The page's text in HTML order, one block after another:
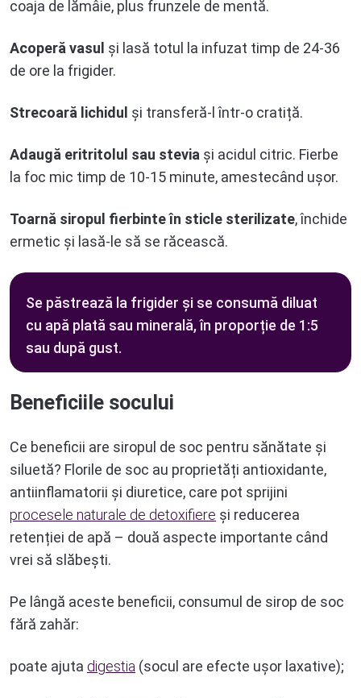
coaja de lămâie, plus frunzele de mentă.
Acoperă vasul și lasă totul la infuzat timp de 24-36
de ore la frigider.
Strecoară lichidul și transferă-l într-o cratiță.
Adaugă eritritolul sau stevia și acidul citric. Fierbe
la foc mic timp de 10-15 minute, amestecând ușor.
Toarnă siropul fierbinte în sticle sterilizate, închide
ermetic și lasă-le să se răcească.
Se păstrează la frigider și se consumă diluat
cu apă plată sau minerală, în proporție de 1:5
sau după gust.
Beneficiile socului
Ce beneficii are siropul de soc pentru sănătate și
siluetă? Florile de soc au proprietăți antioxidante,
antiinflamatorii și diuretice, care pot sprijini
procesele naturale de detoxifiere și reducerea
retenției de apă – două aspecte importante când
vrei să slăbești.
Pe lângă aceste beneficii, consumul de sirop de soc
fără zahăr:
poate ajuta digestia (socul are efecte ușor laxative);